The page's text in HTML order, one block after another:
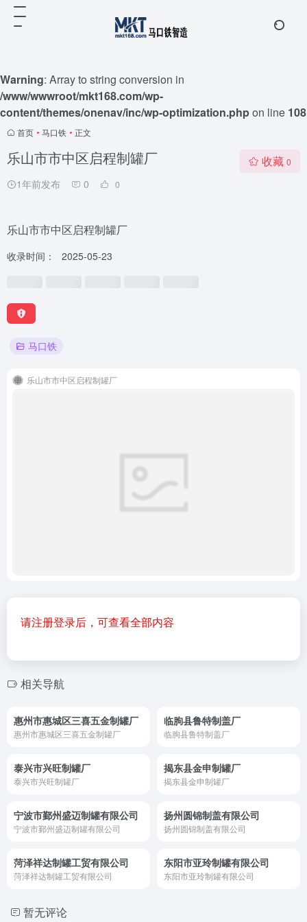
Warning: Array to string conversion in
/www/wwwroot/mkt168.com/wp-
content/themes/onenav/inc/wp-optimization.phpon line 108
首页 • 马口铁 • 正文
乐山市市中区启程制罐厂
1年前发布 0 0
收藏 0
乐山市市中区启程制罐厂
收录时间： 2025-05-23
马口铁
乐山市市中区启程制罐厂
请注册登录后，可查看全部内容
相关导航
惠州市惠城区三喜五金制罐厂
惠州市惠城区三喜五金制罐厂
临朐县鲁特制盖厂
临朐县鲁特制盖厂
泰兴市兴旺制罐厂
泰兴市兴旺制罐厂
揭东县金申制罐厂
揭东县金申制罐厂
宁波市鄞州盛迈制罐有限公司
宁波市鄞州盛迈制罐有限公司
扬州圆锦制盖有限公司
扬州圆锦制盖有限公司
菏泽祥达制罐工贸有限公司
菏泽祥达制罐工贸有限公司
东阳市亚玲制罐有限公司
东阳市亚玲制罐有限公司
暂无评论